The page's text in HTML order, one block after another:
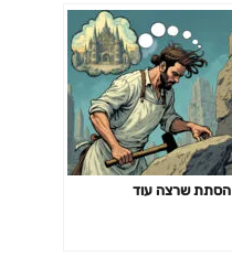
הסתת שרצה עוד